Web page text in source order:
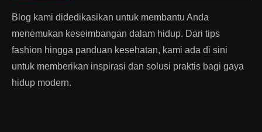
Blog kami didedikasikan untuk membantu Anda
menemukan keseimbangan dalam hidup. Dari tips
fashion hingga panduan kesehatan, kami ada di sini
untuk memberikan inspirasi dan solusi praktis bagi gaya
hidup modern.